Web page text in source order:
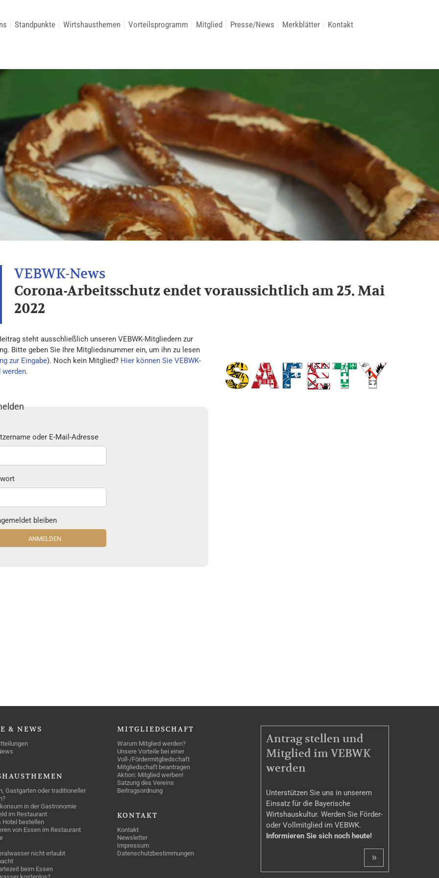
Standpunkte Wirtshausthemen Vorteilsprogramm Mitglied Presse/News Merkblätter Kontakt
Corona-Arbeitsschutz endet voraussichtlich am 25. Mai
2022
steht ausschließlich unseren VEBWK-Mitgliedern zur
Bitte geben Sie Ihre Mitgliedsnummer ein, um ihn zu lesen
zur Eingabe). Noch kein Mitglied? Hier können Sie VEBWK-
.
oder E-Mail-Adresse
bleiben
& NEWS
Gastgarten oder traditioneller
in der Gastronomie
im Restaurant
Hotel bestellen
von Essen im Restaurant
nicht erlaubt
beim Essen
MITGLIEDSCHAFT
Warum Mitglied werden?
Unsere Vorteile bei einer
Voll-/Fördermitgliedschaft
Mitgliedschaft beantragen
Aktion: Mitglied werben!
Satzung des Vereins
Beitragsordnung
KONTAKT
Kontakt
Newsletter
Impressum
Datenschutzbestimmungen
MITGLIEDSCHAFT
Antrag stellen und
Mitglied im VEBWK
werden
Unterstützen Sie uns in unserem
Einsatz für die Bayerische
Wirtshauskultur. Werden Sie Förder-
oder Vollmitglied im VEBWK.
Informieren Sie sich noch heute!
»